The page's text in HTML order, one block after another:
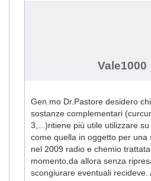
Vale1000
Gen.mo Dr.Pastore desidero
sostanze complementari
3,...)ritiene più utile utilizzare
come quella in oggetto per una
nel 2009 radio e chemio
momento,da allora senza
scongiurare eventuali recideve.